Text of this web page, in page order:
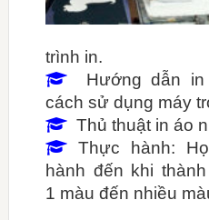
trình in.
Hướng dẫn in
cách sử dụng máy
Thủ thuật in áo
Thực hành:
hành đến khi
1 màu đến nhiều